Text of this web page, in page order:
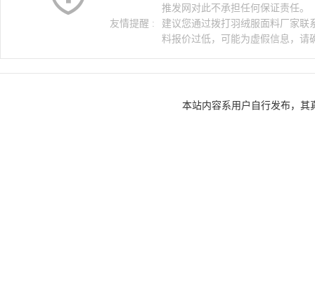
推发网对此不承担任何保证责任。
友情提醒 :
建议您通过拨打羽绒服面料厂家联
料报价过低，可能为虚假信息，请
本站内容系用户自行发布，其